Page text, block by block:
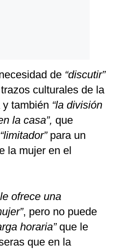
de “discutir”
culturales de la
también “la división
la casa”, que
“limitador” para un
la mujer en el
ofrece una
, pero no puede
horaria”que le
que en la